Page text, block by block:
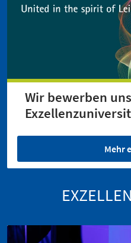
Wir bewerben
Mehr